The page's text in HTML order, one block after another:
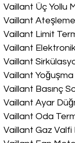
Vaillant Üç Yollu
Vaillant
Vaillant Limit
Vaillant
Vaillant
Vaillant
Vaillant Basınç
Vaillant Ayar
Vaillant Oda
Vaillant Gaz Valfi